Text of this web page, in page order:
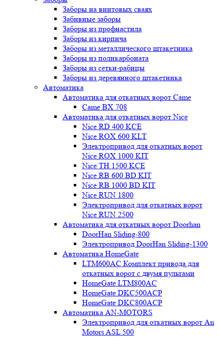
Заборы на винтовых сваях
Забивные заборы
Заборы из профнастила
Заборы из кирпича
Заборы из металлического штакетника
Заборы из поликарбоната
Заборы из сетки-рабицы
Заборы из деревянного штакетника
Автоматика
Автоматика для откатных ворот Came
Came BX 708
Автоматика для откатных ворот Nice
Nice RD 400 KCE
Nice ROX 600 KLT
Электропривод для откатных ворот
Nice ROX 1000 KIT
Nice TH 1500 KCE
Nice RB 600 BD KIT
Nice RB 1000 BD KIT
Nice RUN 1800
Электропривод для откатных ворот
Nice RUN 2500
Автоматика для откатных ворот Doorhan
DoorHan Sliding-800
Электропривод DoorHan Sliding-1300
Автоматика HomeGate
LTM600AC Комплект привода для
откатных ворот с двумя пультами
HomeGate LTM800AC
HomeGate DKC500ACP
HomeGate DKC800ACP
Автоматика AN-MOTORS
Электропривод для откатных ворот An
Motors ASL 500